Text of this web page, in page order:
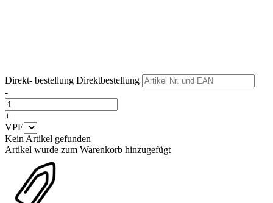
Direkt- bestellung Direktbestellung
-
+
VPE
Kein Artikel gefunden
Artikel wurde zum Warenkorb hinzugefügt